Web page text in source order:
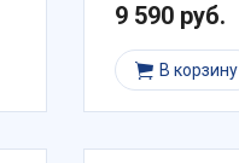
9 590 руб.
В корзину